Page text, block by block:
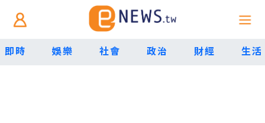
即時 娛樂 社會 政治 財經 生活